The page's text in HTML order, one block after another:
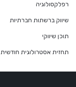
רפלקסולוגיה
שיווק ברשתות חברתיות
תוכן שיווקי
תחזית אסטרולוגית חודשית